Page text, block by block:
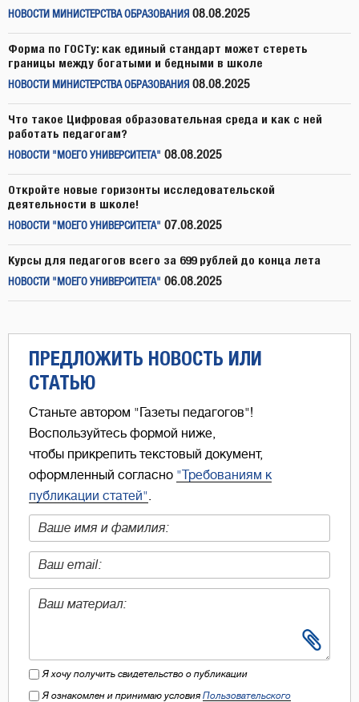
НОВОСТИ МИНИСТЕРСТВА ОБРАЗОВАНИЯ 08.08.2025
Форма по ГОСТу: как единый стандарт может стереть
границы между богатыми и бедными в школе
НОВОСТИ МИНИСТЕРСТВА ОБРАЗОВАНИЯ 08.08.2025
Что такое Цифровая образовательная среда и как с ней
работать педагогам?
НОВОСТИ "МОЕГО УНИВЕРСИТЕТА" 08.08.2025
Откройте новые горизонты исследовательской
деятельности в школе!
НОВОСТИ "МОЕГО УНИВЕРСИТЕТА" 07.08.2025
Курсы для педагогов всего за 699 рублей до конца лета
НОВОСТИ "МОЕГО УНИВЕРСИТЕТА" 06.08.2025
ПРЕДЛОЖИТЬ НОВОСТЬ ИЛИ
СТАТЬЮ
Станьте автором "Газеты педагогов"!
Воспользуйтесь формой ниже,
чтобы прикрепить текстовый документ,
оформленный согласно "Требованиям к
публикации статей"
Я хочу получить свидетельство о публикации
Я ознакомлен и принимаю условия Пользовательского